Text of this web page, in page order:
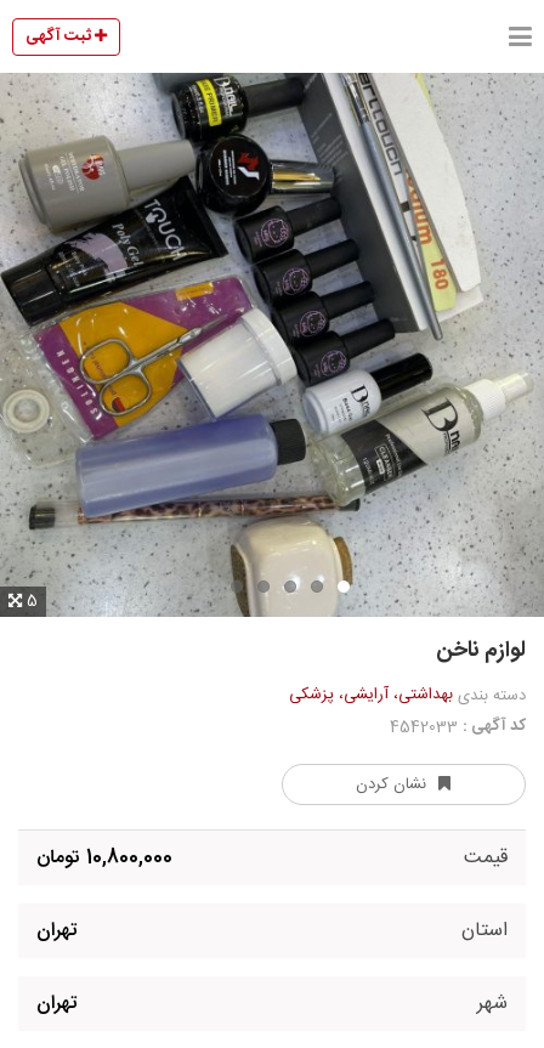
ثبت آگهی
5
لوازم ناخن
دسته بندیبهداشتی، آرایشی، پزشکی
کد آگهی :
نشان کردن
قیمت 10,800,000 تومان
استان تهران
شهر تهران